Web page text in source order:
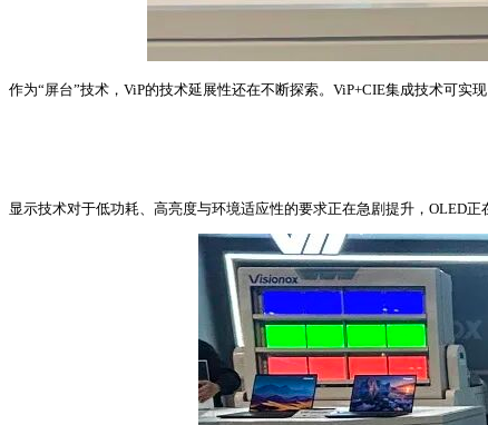
作为“屏台”技术，ViP的技术延展性还在不断探索。ViP+CIE集成技术可实
显示技术对于低功耗、高亮度与环境适应性的要求正在急剧提升，OLED正